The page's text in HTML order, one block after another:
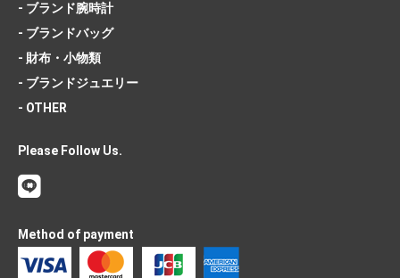
- ブランド腕時計
- ブランドバッグ
- 財布・小物類
- ブランドジュエリー
- OTHER
Please Follow Us.
Method of payment